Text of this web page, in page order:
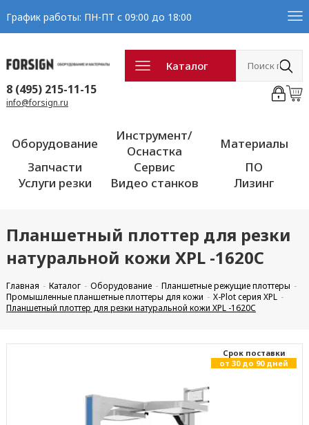
График работы: ПН-ПТ с 09:00 до 18:00
Каталог
8 (495) 215-11-15
info@forsign.ru
Оборудование
Инструмент/
Оснастка
Материалы
Запчасти
Сервис
ПО
Услуги резки
Видео станков Лизинг
Планшетный плоттер для резки
натуральной кожи XPL -1620C
Главная Каталог Оборудование
Планшетные режущие плоттеры
Промышленные планшетные плоттеры для кожи
X-Plot серия XPL
Планшетный плоттер для резки натуральной кожи XPL -1620C
Cрок поставки
от 30 до 90 дней